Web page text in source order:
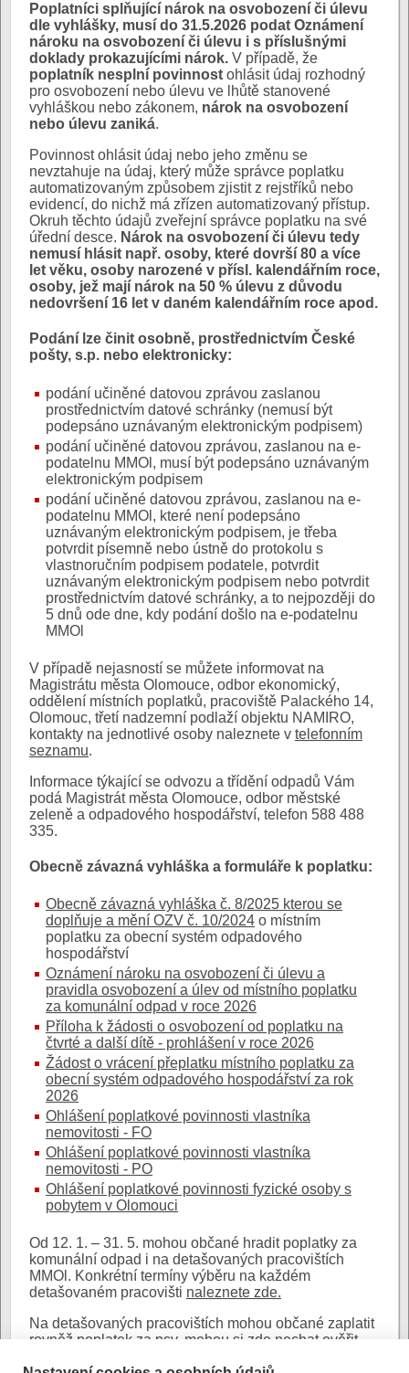
Poplatníci splňující nárok na osvobození či úlevu
dle vyhlášky, musí do 31.5.2026 podat Oznámení
nároku na osvobození či úlevu i s příslušnými
doklady prokazujícími nárok. V případě, že
poplatník nesplní povinnost ohlásit údaj rozhodný
pro osvobození nebo úlevu ve lhůtě stanovené
vyhláškou nebo zákonem, nárok na osvobození
nebo úlevu zaniká.
Povinnost ohlásit údaj nebo jeho změnu se
nevztahuje na údaj, který může správce poplatku
automatizovaným způsobem zjistit z rejstříků nebo
evidencí, do nichž má zřízen automatizovaný přístup.
Okruh těchto údajů zveřejní správce poplatku na své
úřední desce. Nárok na osvobození či úlevu tedy
nemusí hlásit např. osoby, které dovrší 80 a více
let věku, osoby narozené v přísl. kalendářním roce,
osoby, jež mají nárok na 50 % úlevu z důvodu
nedovršení 16 let v daném kalendářním roce apod.
Podání lze činit osobně, prostřednictvím České
pošty, s.p. nebo elektronicky:
podání učiněné datovou zprávou zaslanou
prostřednictvím datové schránky (nemusí být
podepsáno uznávaným elektronickým podpisem)
podání učiněné datovou zprávou, zaslanou na e-
podatelnu MMOl, musí být podepsáno uznávaným
elektronickým podpisem
podání učiněné datovou zprávou, zaslanou na e-
podatelnu MMOl, které není podepsáno
uznávaným elektronickým podpisem, je třeba
potvrdit písemně nebo ústně do protokolu s
vlastnoručním podpisem podatele, potvrdit
uznávaným elektronickým podpisem nebo potvrdit
prostřednictvím datové schránky, a to nejpozději do
5 dnů ode dne, kdy podání došlo na e-podatelnu
MMOl
V případě nejasností se můžete informovat na
Magistrátu města Olomouce, odbor ekonomický,
oddělení místních poplatků, pracoviště Palackého 14,
Olomouc, třetí nadzemní podlaží objektu NAMIRO,
kontakty na jednotlivé osoby naleznete v telefonním
seznamu.
Informace týkající se odvozu a třídění odpadů Vám
podá Magistrát města Olomouce, odbor městské
zeleně a odpadového hospodářství, telefon 588 488
335.
Obecně závazná vyhláška a formuláře k poplatku:
Obecně závazná vyhláška č. 8/2025 kterou se
doplňuje a mění OZV č. 10/2024 o místním
poplatku za obecní systém odpadového
hospodářství
Oznámení nároku na osvobození či úlevu a
pravidla osvobození a úlev od místního poplatku
za komunální odpad v roce 2026
Příloha k žádosti o osvobození od poplatku na
čtvrté a další dítě - prohlášení v roce 2026
Žádost o vrácení přeplatku místního poplatku za
obecní systém odpadového hospodářství za rok
2026
Ohlášení poplatkové povinnosti vlastníka
nemovitosti - FO
Ohlášení poplatkové povinnosti vlastníka
nemovitosti - PO
Ohlášení poplatkové povinnosti fyzické osoby s
pobytem v Olomouci
Od 12. 1. – 31. 5. mohou občané hradit poplatky za
komunální odpad i na detašovaných pracovištích
MMOl. Konkrétní termíny výběru na každém
detašovaném pracovišti naleznete zde.
Na detašovaných pracovištích mohou občané zaplatit
rovněž poplatek za psy, mohou si zde nechat ověřit